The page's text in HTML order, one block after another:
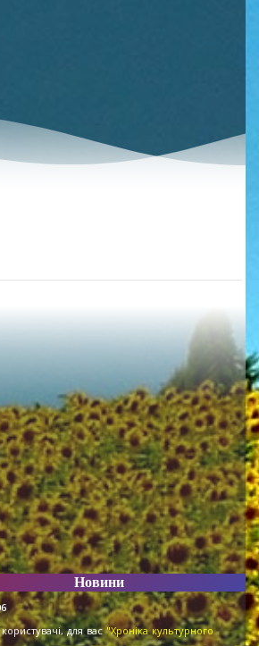
Новини
для вас"Хроніка культурного